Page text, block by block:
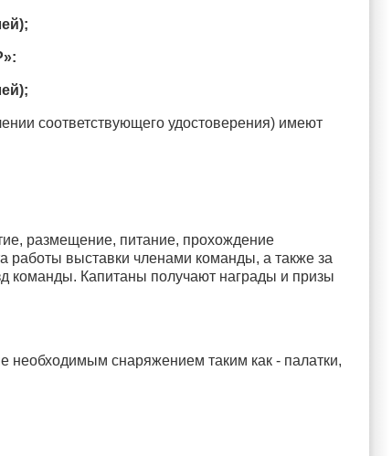
соответствующего удостоверения) имеют
размещение, питание, прохождение
работы выставки членами команды, а также за
команды. Капитаны получают награды и призы
необходимым снаряжением таким как - палатки,